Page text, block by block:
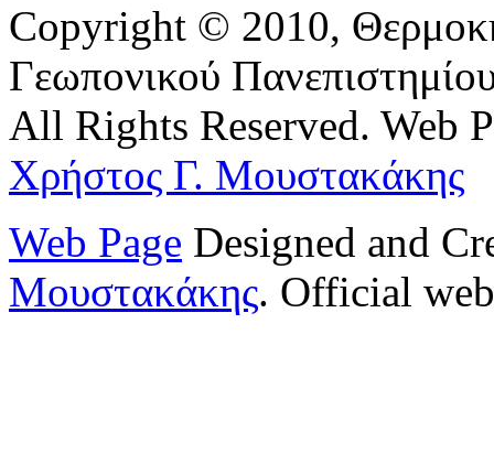
Copyright © 2010,
Γεωπονικού
All Rights Reserved. Web
Χρήστος Γ. Μουστακάκης
Web Page Designed and
Μουστακάκης. Official